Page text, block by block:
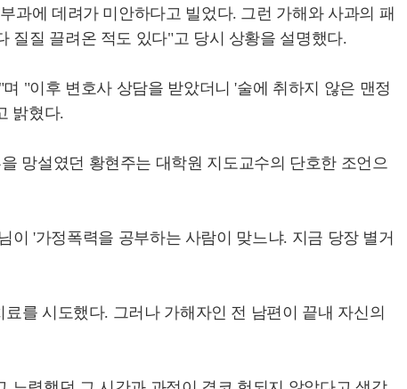
과에 데려가 미안하다고 빌었다. 그런 가해와 사과의 패
질질 끌려온 적도 있다"고 당시 상황을 설명했다.
"이후 변호사 상담을 받았더니 '술에 취하지 않은 맨정
밝혔다.
망설였던 황현주는 대학원 지도교수의 단호한 조언으
'가정폭력을 공부하는 사람이 맞느냐. 지금 당장 별거
를 시도했다. 그러나 가해자인 전 남편이 끝내 자신의